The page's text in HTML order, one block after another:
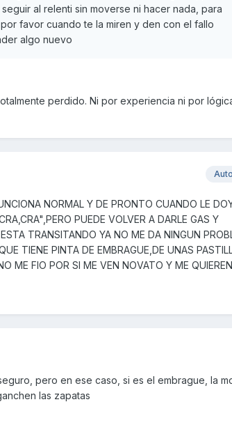
al relenti sin moverse ni hacer nada, para
favor cuando te la miren y den con el fallo
algo nuevo
perdido. Ni por experiencia ni por
NORMAL Y DE PRONTO CUANDO LE
PUEDE VOLVER A DARLE GAS Y
TRANSITANDO YA NO ME DA NINGUN
TIENE PINTA DE EMBRAGUE,DE UNAS
ME FIO POR SI ME VEN NOVATO Y ME
pero en ese caso, si es el embrague, la
las zapatas